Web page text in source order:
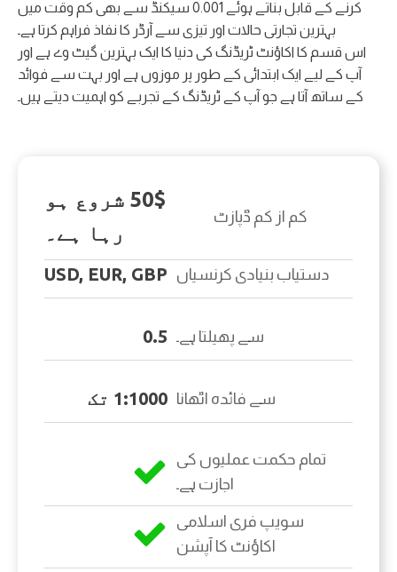
کرنے کے قابل بناتے ہوئے 0.001 سیکنڈ سے بھی کم وقت میں
بہترین تجارتی حالات اور تیزی سے آرڈر کا نفاذ فراہم کرتا ہے۔
اس قسم کا اکاؤنٹ ٹریڈنگ کی دنیا کا ایک بہترین گیٹ وے ہے اور
آپ کے لیے ایک ابتدائی کے طور پر موزوں ہے اور بہت سے فوائد
کے ساتھ آتا ہے جو آپ کے ٹریڈنگ کے تجربے کو اہمیت دیتے ہیں۔
کم از کم ڈپازٹ
50$ شروع ہو
رہا ہے۔
دستیاب بنیادی کرنسیاں USD, EUR, GBP
سے پھیلتا ہے۔ 0.5
سے فائدہ اٹھانا 1:1000 تک
تمام حکمت عملیوں کی
اجازت ہے۔
سویپ فری اسلامی
اکاؤنٹ کا آپشن